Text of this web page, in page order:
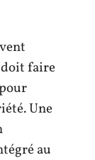
doit faire
Une
au